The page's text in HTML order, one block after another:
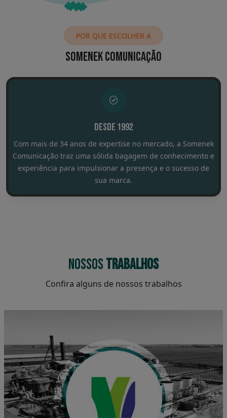
POR QUE ESCOLHER A
SOMENEK COMUNICAÇÃO
Desde 1992
Com mais de 34 anos de expertise no mercado, a Somenek
Comunicação traz uma sólida bagagem de conhecimento e
experiência para impulsionar a presença e o sucesso de
sua marca.
NOSSOS TRABALHOS
Confira alguns de nossos trabalhos